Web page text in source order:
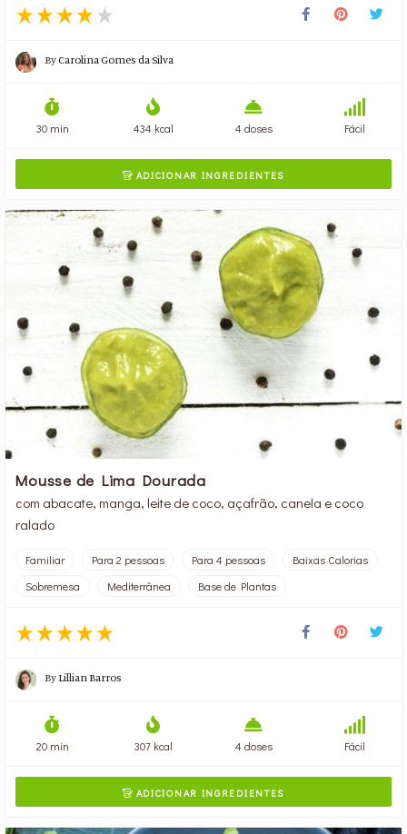
ByCarolina Gomes da Silva
30 min 434 kcal 4 doses Fácil
ADICIONAR INGREDIENTES
Mousse de Lima Dourada
com abacate, manga, leite de coco, açafrão, canela e coco
ralado
Familiar Para 2 pessoas Para 4 pessoas
Baixas Calorias
Sobremesa
Mediterrânea Base de Plantas
By Lillian Barros
20 min 307 kcal 4 doses Fácil
ADICIONAR INGREDIENTES